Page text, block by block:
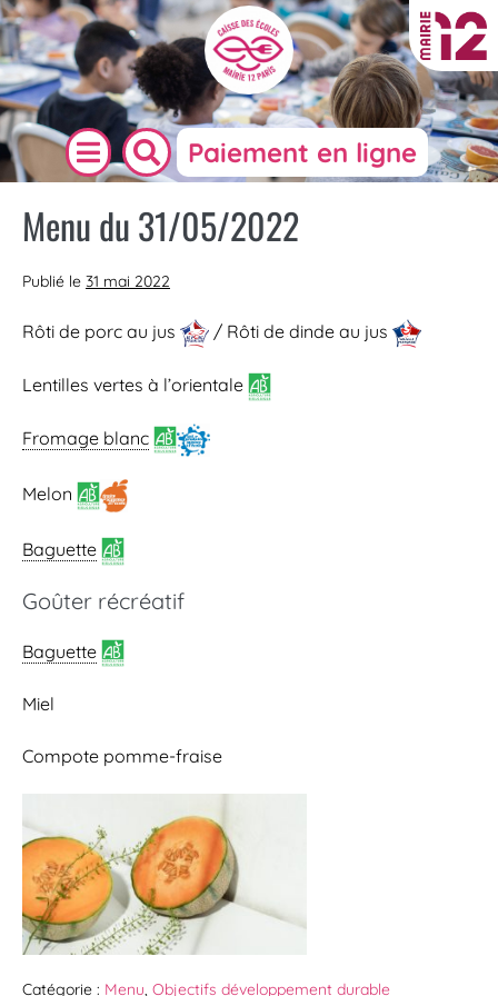
Paiement en ligne
Menu du 31/05/2022
Publié le 31 mai 2022
Rôti de porc au jus / Rôti de dinde au jus
Lentilles vertes à l’orientale
Fromage blanc
Melon
Baguette
Goûter récréatif
Baguette
Miel
Compote pomme-fraise
Catégorie : Menu, Objectifs développement durable